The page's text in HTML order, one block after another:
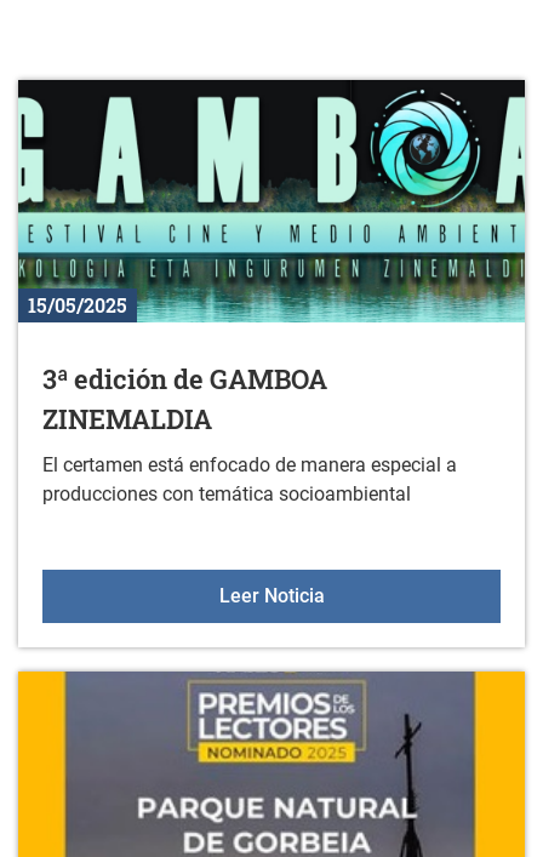
15/05/2025
3ª edición de GAMBOA
ZINEMALDIA
El certamen está enfocado de manera especial a
producciones con temática socioambiental
Leer Noticia3ª edición de GAMBOA